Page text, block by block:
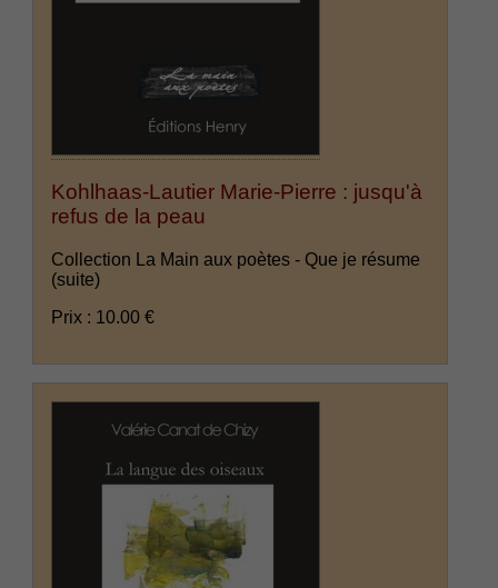
Kohlhaas-Lautier Marie-Pierre : jusqu'à
refus de la peau
Collection La Main aux poètes - Que je résume
(suite)
Prix : 10.00 €